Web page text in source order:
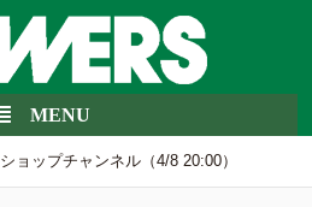
ショップチャンネル（4/8 20:00）